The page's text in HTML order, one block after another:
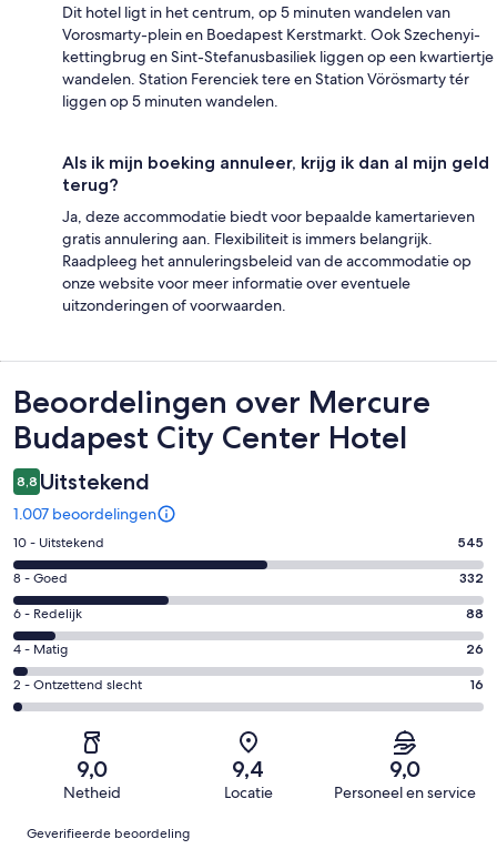
Dit hotel ligt in het centrum, op 5 minuten wandelen van
Vorosmarty-plein en Boedapest Kerstmarkt. Ook Szechenyi-
kettingbrug en Sint-Stefanusbasiliek liggen op een kwartiertje
wandelen. Station Ferenciek tere en Station Vörösmarty tér
liggen op 5 minuten wandelen.
Als ik mijn boeking annuleer, krijg ik dan al mijn geld
terug?
Ja, deze accommodatie biedt voor bepaalde kamertarieven
gratis annulering aan. Flexibiliteit is immers belangrijk.
Raadpleeg het annuleringsbeleid van de accommodatie op
onze website voor meer informatie over eventuele
uitzonderingen of voorwaarden.
Beoordelingen
Beoordelingen over Mercure
Budapest City Center Hotel
8,8 Uitstekend
1.007 beoordelingen
Gastenscore:
10
-
Uitstekend.
545
van
1007
beoordelingen
10 - Uitstekend 545
Gastenscore:
8
-
Goed.
332
van
beoordelingen
8 - Goed 332
Gastenscore:
6
-
Redelijk.
88
beoordelingen
6 - Redelijk 88
Gastenscore:
4
-
4 - Matig 26
Gastenscore:
2
Ontzettend
van
2 - Ontzettend slecht 16
9,0
Netheid
9,4
Locatie
9,0
Personeel en service
Beoordelingen
Geverifieerde beoordeling